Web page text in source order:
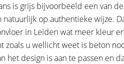
is grijs bijvoorbeeld een van
op authentieke wijze.
in Leiden wat meer kleur
zoals u wellicht weet is beton
het design is aan te passen en